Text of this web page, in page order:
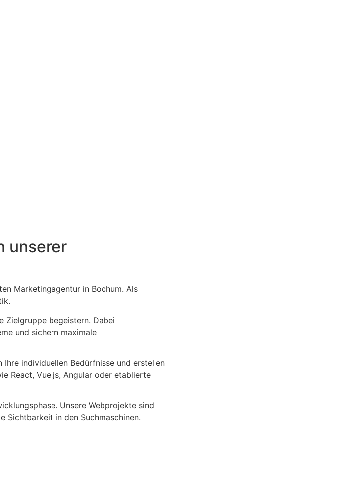
unserer
Marketingagentur in Bochum. Als
Zielgruppe begeistern. Dabei
und sichern maximale
individuellen Bedürfnisse und erstellen
React, Vue.js, Angular oder etablierte
Unsere Webprojekte sind
Sichtbarkeit in den Suchmaschinen.